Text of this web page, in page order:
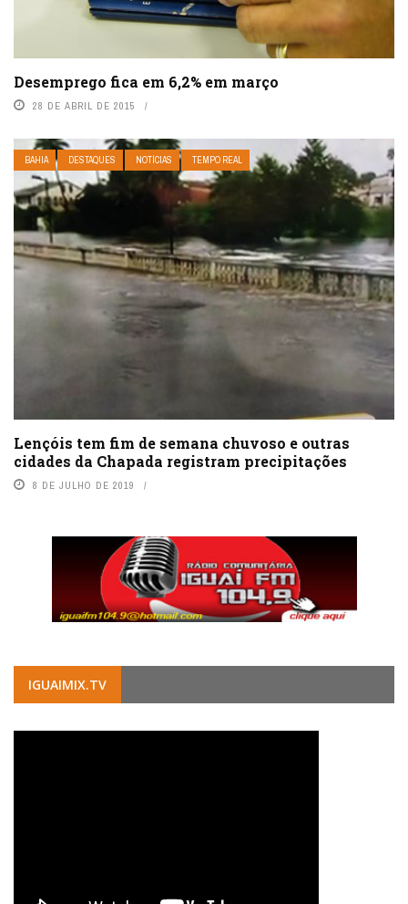
Desemprego fica em 6,2% em março
28 DE ABRIL DE 2015
BAHIA DESTAQUES NOTÍCIAS TEMPO REAL
Lençóis tem fim de semana chuvoso e outras
cidades da Chapada registram precipitações
8 DE JULHO DE 2019
IGUAIMIX.TV